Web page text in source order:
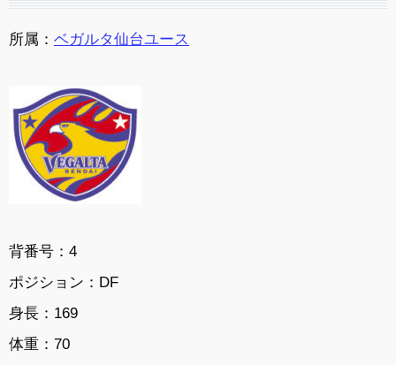
所属： ベガルタ仙台ユース
背番号：4
ポジション：DF
身長：169
体重：70